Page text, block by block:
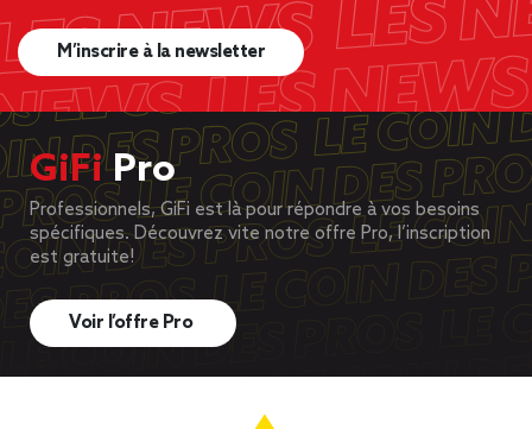
M’inscrire à la newsletter
GiFiPro
Professionnels, GiFi est là pour répondre à vos besoins
spécifiques. Découvrez vite notre offre Pro, l’inscription
est gratuite!
Voir l’offre Pro